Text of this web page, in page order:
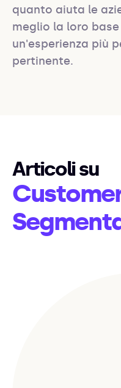
quanto aiuta le
meglio la loro
un'esperienza più
pertinente.
Articoli su